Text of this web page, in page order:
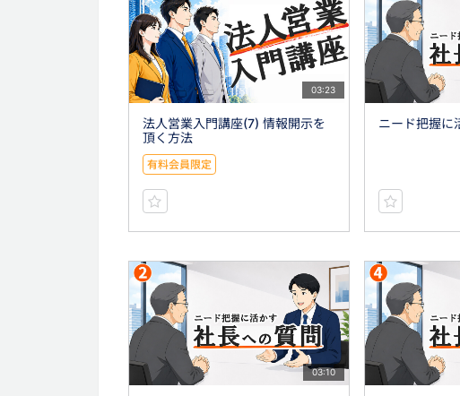
03:23
法人営業入門講座(7) 情報開示を
頂く方法
有料会員限定
ニード把握に
03:10